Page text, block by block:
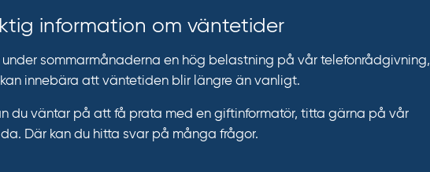
information om väntetider
under sommarmånaderna en hög belastning på vår telefonrådgivning,
innebära att väntetiden blir längre än vanligt.
du väntar på att få prata med en giftinformatör, titta gärna på vår
Där kan du hitta svar på många frågor.